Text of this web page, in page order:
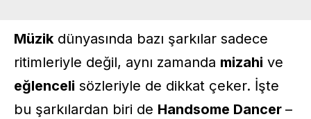
Müzik dünyasında bazı şarkılar sadece
ritimleriyle değil, aynı zamanda mizahi ve
eğlenceli sözleriyle de dikkat çeker. İşte
bu şarkılardan biri de Handsome Dancer –